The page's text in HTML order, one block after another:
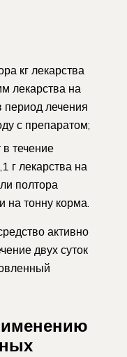
кг лекарства
лекарства на
период лечения
с препаратом;
течение
г лекарства на
полтора
на тонну корма.
активно
двух суток